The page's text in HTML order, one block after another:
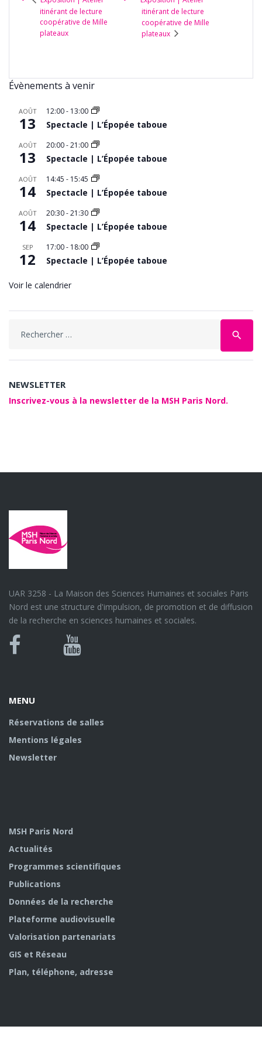
itinérant de lecture
coopérative de Mille
plateaux
itinérant de lecture
coopérative de Mille
plateaux
Évènements à venir
AOÛT
13
12:00- 13:00
Spectacle | L’Épopée taboue
AOÛT
13
20:00-21:00
Spectacle | L’Épopée taboue
AOÛT
14
14:45 - 15:45
Spectacle | L’Épopée taboue
AOÛT
14
20:30-21:30
Spectacle | L’Épopée taboue
SEP
12
17:00- 18:00
Spectacle | L’Épopée taboue
Voir le calendrier
search
NEWSLETTER
Inscrivez-vous à la newsletter de la MSH Paris Nord.
UAR 3258 - La Maison des Sciences Humaines et sociales Paris
Nord est une structure d'impulsion, de promotion et de diffusion
de la recherche en sciences humaines et sociales.
Bluesky
Canal
MENU
Réservations de salles
Mentions légales
Newsletter
MSH Paris Nord
Actualités
Programmes scientifiques
Publications
Données de la recherche
Plateforme audiovisuelle
Valorisation partenariats
GIS et Réseau
Plan, téléphone, adresse